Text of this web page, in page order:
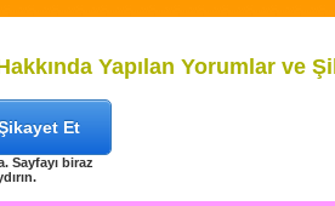
Yapılan Yorumlar ve
Et
Sayfayı biraz